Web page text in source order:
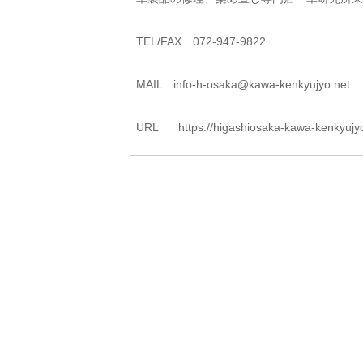
TEL/FAX 072-947-9822
MAIL info-h-osaka@kawa-kenkyujyo.net
URL https://higashiosaka-kawa-